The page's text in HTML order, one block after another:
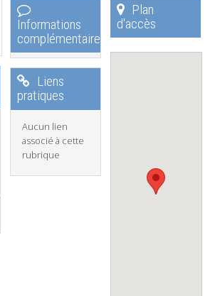
Informations
complémentaires
Liens
pratiques
Aucun lien
associé à cette
rubrique
Plan
d'accès